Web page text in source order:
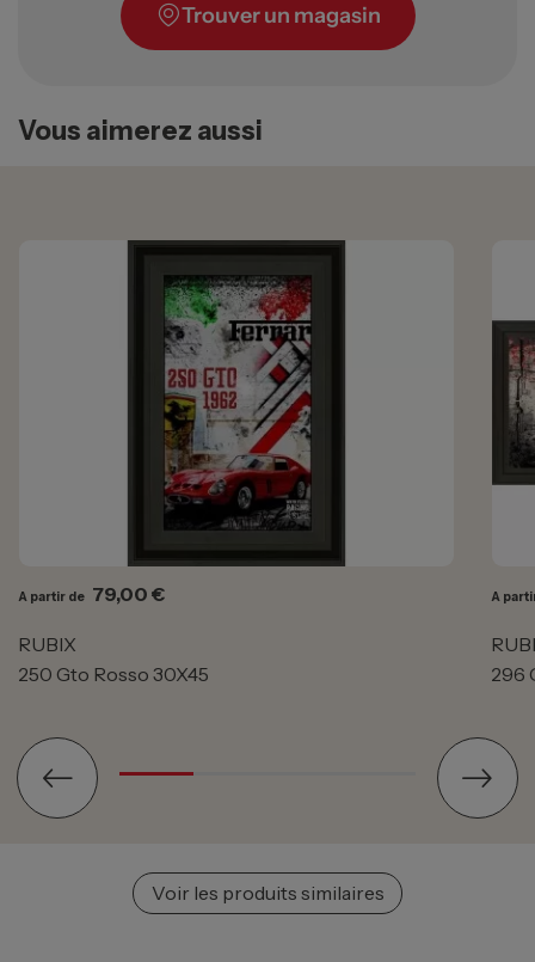
Trouver un magasin
Vous aimerez aussi
A partir de Prix
79,00 €
RUBIX
250 Gto Rosso 30X45
A
296
Voir les produits similaires